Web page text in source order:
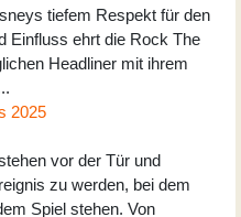
tiefem Respekt für den
Einfluss ehrt die Rock The
Headliner mit ihrem
2025
vor der Tür und
zu werden, bei dem
Spiel stehen. Von